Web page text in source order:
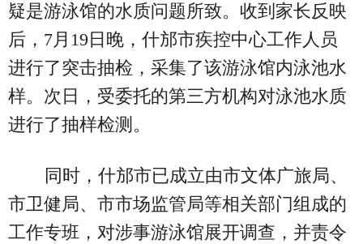
疑是游泳馆的水质问题所致。收到家长反映
后，7月19日晚，什邡市疾控中心工作人员
进行了突击抽检，采集了该游泳馆内泳池水
样。次日，受委托的第三方机构对泳池水质
进行了抽样检测。
同时，什邡市已成立由市文体广旅局、
市卫健局、市市场监管局等相关部门组成的
工作专班，对涉事游泳馆展开调查，并责令